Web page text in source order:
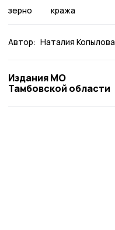
зерно кража
Автор: Наталия Копылова
Издания МО
Тамбовской области